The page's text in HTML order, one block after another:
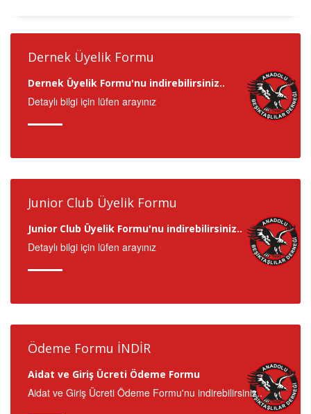
Dernek Üyelik Formu
Dernek Üyelik Formu'nu indirebilirsiniz..
Detaylı bilgi için lüfen arayınız
Junior Club Üyelik Formu
Junior Club Üyelik Formu'nu indirebilirsiniz..
Detaylı bilgi için lüfen arayınız
Ödeme Formu İNDİR
Aidat ve Giriş Ücreti Ödeme Formu
Aidat ve Giriş Ücreti Ödeme Formu'nu indirebilirsiniz..